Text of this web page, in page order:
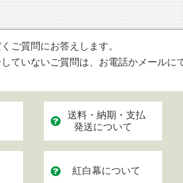
ご質問にお答えします。
ていないご質問は、お電話かメールに
送料・納期・支払
発送について
紅白幕について